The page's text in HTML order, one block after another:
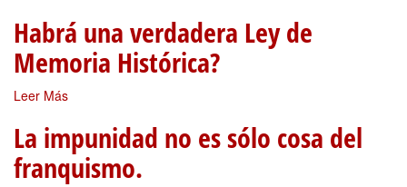
Habrá una verdadera Ley de
Memoria Histórica?
Leer Más
La impunidad no es sólo cosa del
franquismo.